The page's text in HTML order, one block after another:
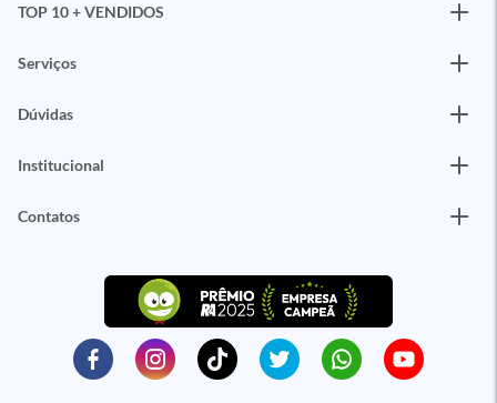
TOP 10 + VENDIDOS
Serviços
Dúvidas
Institucional
Contatos